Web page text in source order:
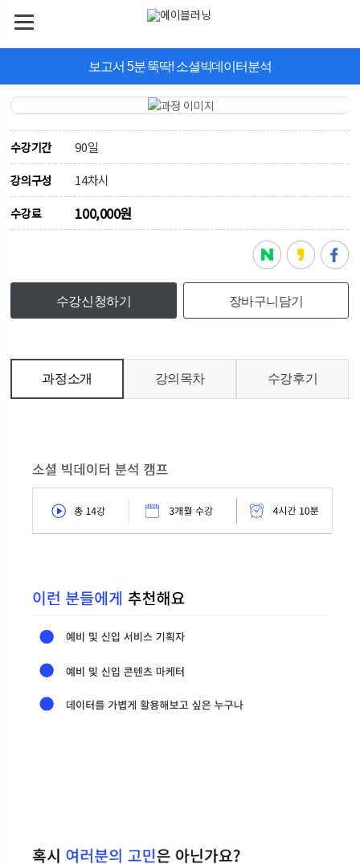
보고서 5분 뚝딱! 소셜빅데이터분석
수강기간 90일
강의구성 14차시
수강료 100,000원
수강신청하기 장바구니담기
과정소개 강의목차 수강후기